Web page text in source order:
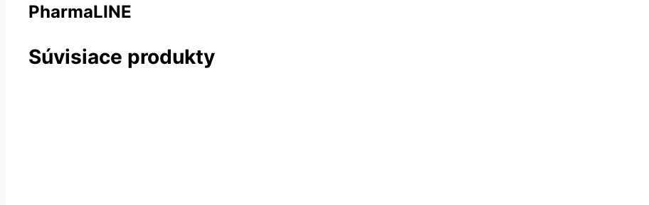
PharmaLINE
Súvisiace produkty